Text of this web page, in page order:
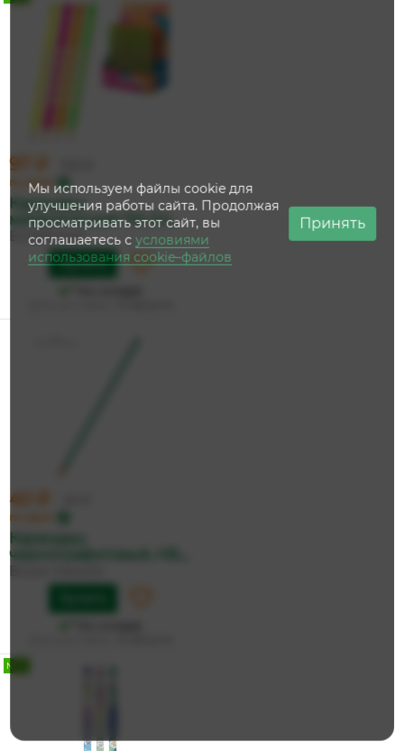
97 ₽
по карте
Карандаш
механический ТМ, Eri...
ErichKrause
Купить
40 ₽
по карте
Карандаш
чернографитовый, НВ,...
NEW
Мы используем файлы cookie для
улучшения работы сайта. Продолжая
просматривать этот сайт, вы
соглашаетесь сусловиями
использования cookie–файлов
Принять